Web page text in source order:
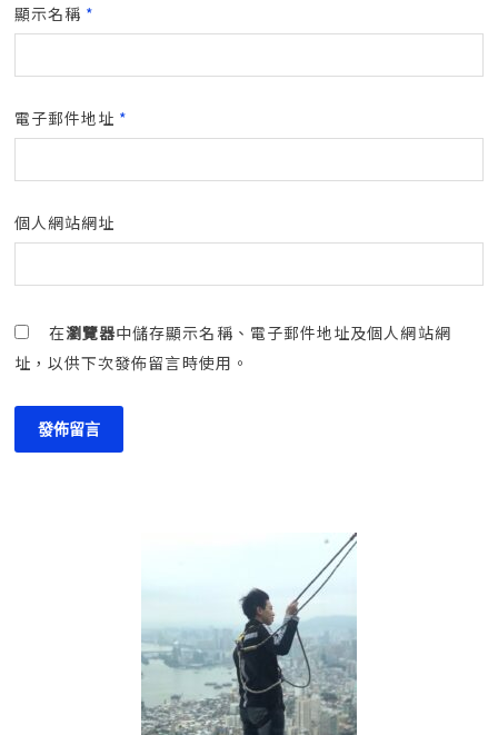
顯示名稱 *
電子郵件地址 *
個人網站網址
在瀏覽器中儲存顯示名稱、電子郵件地址及個人網站網
址，以供下次發佈留言時使用。